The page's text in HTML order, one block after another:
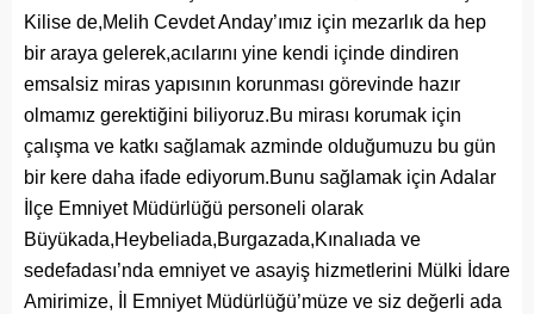
Kilise de,Melih Cevdet Anday’ımız için mezarlık da hep
bir araya gelerek,acılarını yine kendi içinde dindiren
emsalsiz miras yapısının korunması görevinde hazır
olmamız gerektiğini biliyoruz.Bu mirası korumak için
çalışma ve katkı sağlamak azminde olduğumuzu bu gün
bir kere daha ifade ediyorum.Bunu sağlamak için Adalar
İlçe Emniyet Müdürlüğü personeli olarak
Büyükada,Heybeliada,Burgazada,Kınalıada ve
sedefadası’nda emniyet ve asayiş hizmetlerini Mülki İdare
Amirimize, İl Emniyet Müdürlüğü’müze ve siz değerli ada